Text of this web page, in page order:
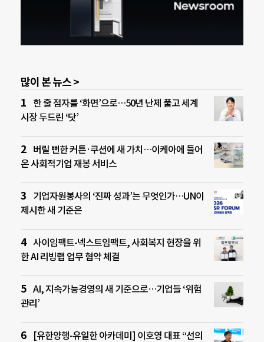
많이 본 뉴스 >
한 줄 점자를 ‘화면’으로…50년 난제 풀고 세계
시장 두드린 ‘닷’
버릴 뻔한 커튼·쿠션에 새 가치…이케아에 들어
온 사회적기업 재봉 서비스
기업자원봉사의 ‘진짜 성과’는 무엇인가…UN이
제시한 새 기준은
사이임팩트-넥스트임팩트, 사회복지 현장을 위
한 AI 리빙랩 업무 협약 체결
AI, 지속가능경영의 새 기준으로…기업들 ‘위험
관리’
[유한양행-유일한 아카데미] 이호영 대표 “선의